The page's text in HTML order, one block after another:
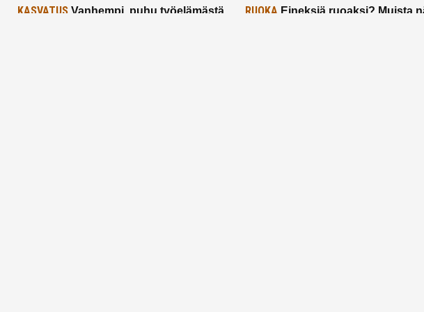
KASVATUS Vanhempi, puhu työelämästä
RUOKA Eineksiä ruoaksi? Muista